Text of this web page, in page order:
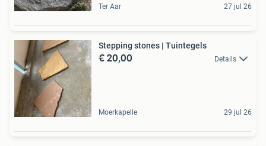
Ter Aar 27 jul 26
Stepping stones | Tuintegels
€ 20,00 Details
Moerkapelle 29 jul 26